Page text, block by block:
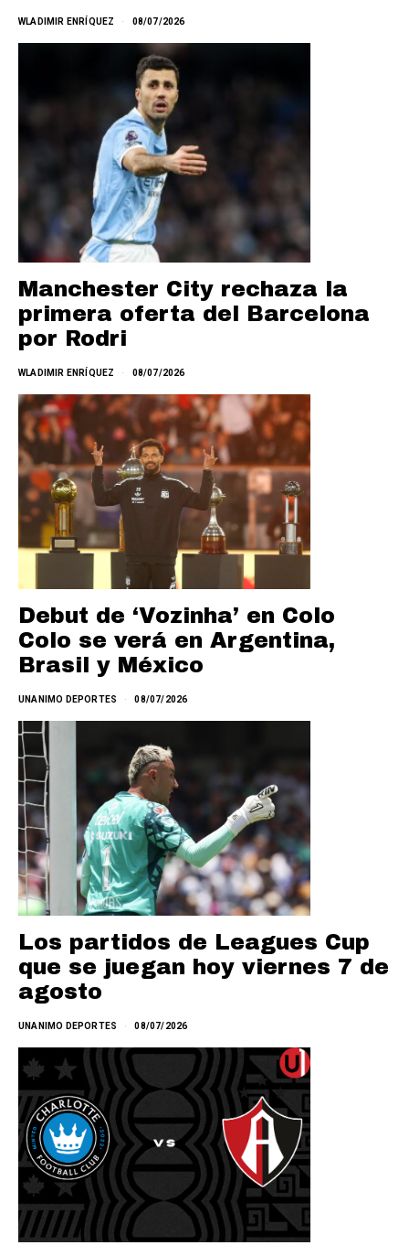
WLADIMIR ENRÍQUEZ 08/07/2026
Manchester City rechaza la
primera oferta del Barcelona
por Rodri
WLADIMIR ENRÍQUEZ 08/07/2026
Debut de ‘Vozinha’ en Colo
Colo se verá en Argentina,
Brasil y México
UNANIMO DEPORTES 08/07/2026
Los partidos de Leagues Cup
que se juegan hoy viernes 7 de
agosto
UNANIMO DEPORTES 08/07/2026